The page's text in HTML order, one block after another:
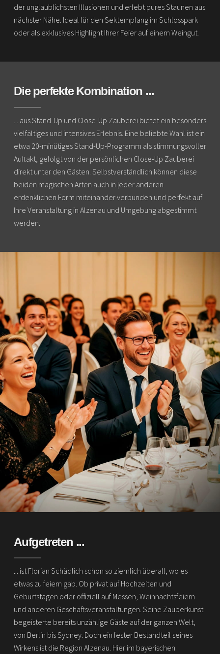
der unglaublichsten Illusionen und erlebt pures Staunen aus
nächster Nähe. Ideal für den Sektempfang im Schlosspark
oder als exklusives Highlight Ihrer Feier auf einem Weingut.
Die perfekte Kombination ...
... aus Stand-Up und Close-Up Zauberei bietet ein besonders
vielfältiges und intensives Erlebnis. Eine beliebte Wahl ist ein
etwa 20-minütiges Stand-Up-Programm als stimmungsvoller
Auftakt, gefolgt von der persönlichen Close-Up Zauberei
direkt unter den Gästen. Selbstverständlich können diese
beiden magischen Arten auch in jeder anderen
erdenklichen Form miteinander verbunden und perfekt auf
Ihre Veranstaltung in Alzenau und Umgebung abgestimmt
werden.
Aufgetreten ...
... ist Florian Schädlich schon so ziemlich überall, wo es
etwas zu feiern gab. Ob privat auf Hochzeiten und
Geburtstagen oder offiziell auf Messen, Weihnachtsfeiern
und anderen Geschäftsveranstaltungen. Seine Zauberkunst
begeisterte bereits unzählige Gäste auf der ganzen Welt,
von Berlin bis Sydney. Doch ein fester Bestandteil seines
Wirkens ist die Region Alzenau. Hier im bayerischen